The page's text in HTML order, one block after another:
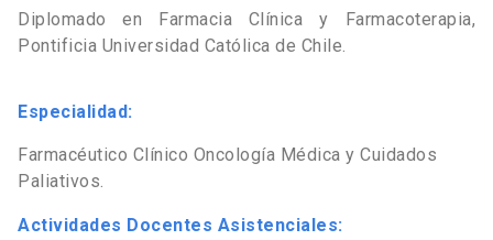
Diplomado en Farmacia Clínica y Farmacoterapia,
Pontificia Universidad Católica de Chile.
Especialidad:
Farmacéutico Clínico Oncología Médica y Cuidados
Paliativos.
Actividades Docentes Asistenciales: